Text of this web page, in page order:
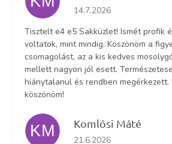
Az áruház értékelése 5-
14.7.2026
Tisztelt e4 e5 Sakküzlet! Ismét profik
voltatok, mint mindig. Köszönöm a
csomagolást, az a kis kedves
mellett nagyon jól esett.
hiánytalanul és rendben megérkezett.
köszönöm!
KM Komlósi Máté
Az áruház értékelése 5-
21.6.2026